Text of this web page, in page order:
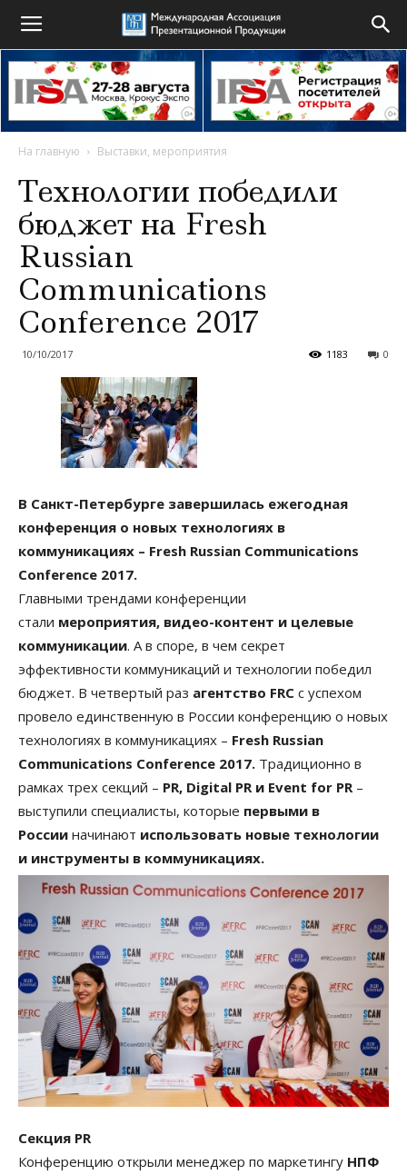
На главную Выставки, мероприятия
Технологии победили
бюджет на Fresh
Russian
Communications
Conference 2017
10/10/2017 0
1183
В Санкт-Петербурге завершилась ежегодная
конференция о новых технологиях в
коммуникациях – Fresh Russian Communications
Conference 2017.
Главными трендами конференции
стали мероприятия, видео-контент и целевые
коммуникации. А в споре, в чем секрет
эффективности коммуникаций и технологии победил
бюджет. В четвертый раз агентство FRC с успехом
провело единственную в России конференцию о новых
технологиях в коммуникациях – Fresh Russian
Communications Conference 2017. Традиционно в
рамках трех секций – PR, Digital PR и Event for PR –
выступили специалисты, которые первыми в
России начинают использовать новые технологии
и инструменты в коммуникациях.
Секция PR
Конференцию открыли менеджер по маркетингу НПФ